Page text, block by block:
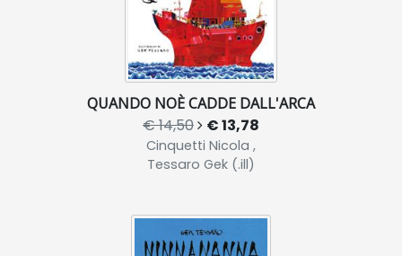
QUANDO NOÈ CADDE DALL'ARCA
€ 14,50 € 13,78
Cinquetti Nicola ,
Tessaro Gek (.ill)